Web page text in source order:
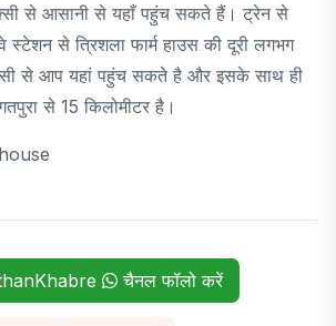
से आसानी से यहाँ पहुंच सकते हैं। ट्रेन से
से त्रिशला फार्म हाउस की दूरी लगभग
से आप यहां पहुंच सकते है और इसके साथ ही
से 15 किलोमीटर है।
चैनल फॉलो करें